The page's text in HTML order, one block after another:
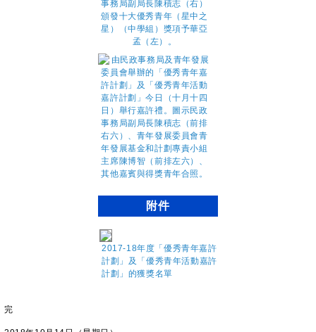
附件
2017-18年度「優秀青年嘉許
計劃」及「優秀青年活動嘉許
計劃」的獲獎名單
完